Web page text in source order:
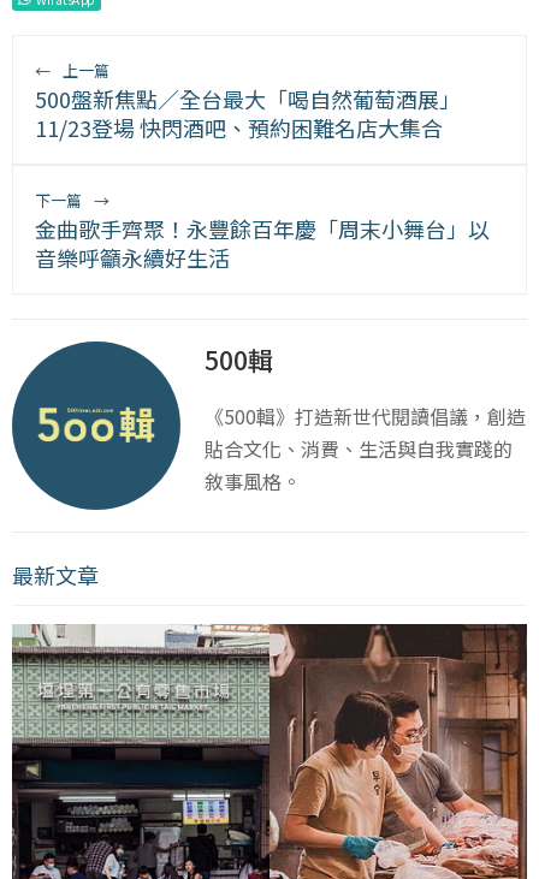
← 上一篇
500盤新焦點／全台最大「喝自然葡萄酒展」
11/23登場 快閃酒吧、預約困難名店大集合
下一篇 →
金曲歌手齊聚！永豐餘百年慶「周末小舞台」以
音樂呼籲永續好生活
500輯
《500輯》打造新世代閱讀倡議，創造
貼合文化、消費、生活與自我實踐的
敘事風格。
最新文章